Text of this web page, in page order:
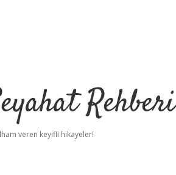
Rehberi
veren keyifli hikayeler!